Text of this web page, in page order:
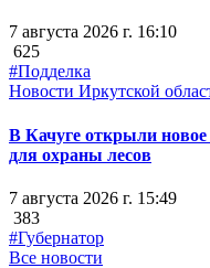
7 августа 2026 г. 16:10
625
#Подделка
Новости Иркутской
В Качуге открыли новое
для охраны лесов
7 августа 2026 г. 15:49
383
#Губернатор
Все новости